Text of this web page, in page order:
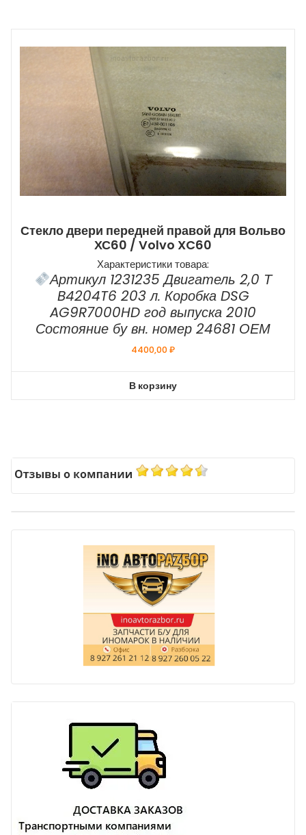
Стекло двери передней правой для Вольво
ХС60 / Volvo XC60
Характеристики товара:
Артикул 1231235 Двигатель 2,0 Т
B4204T6 203 л. Коробка DSG
AG9R7000HD год выпуска 2010
Состояние бу вн. номер 24681 ОЕМ
4400,00₽
В корзину